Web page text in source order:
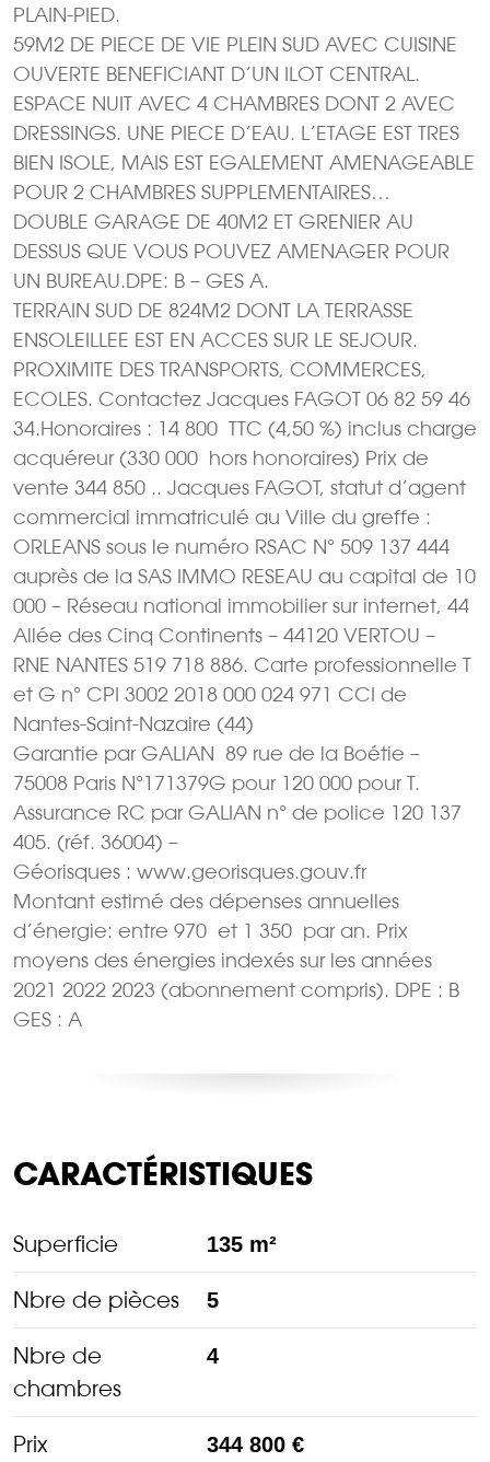
PLAIN-PIED.
59M2 DE PIECE DE VIE PLEIN SUD AVEC CUISINE
OUVERTE BENEFICIANT D’UN ILOT CENTRAL.
ESPACE NUIT AVEC 4 CHAMBRES DONT 2 AVEC
DRESSINGS. UNE PIECE D’EAU. L’ETAGE EST TRES
BIEN ISOLE, MAIS EST EGALEMENT AMENAGEABLE
POUR 2 CHAMBRES SUPPLEMENTAIRES…
DOUBLE GARAGE DE 40M2 ET GRENIER AU
DESSUS QUE VOUS POUVEZ AMENAGER POUR
UN BUREAU.DPE: B – GES A.
TERRAIN SUD DE 824M2 DONT LA TERRASSE
ENSOLEILLEE EST EN ACCES SUR LE SEJOUR.
PROXIMITE DES TRANSPORTS, COMMERCES,
ECOLES. Contactez Jacques FAGOT 06 82 59 46
34.Honoraires : 14 800  TTC (4,50 %) inclus charge
acquéreur (330 000  hors honoraires) Prix de
vente 344 850 .. Jacques FAGOT, statut d’agent
commercial immatriculé au Ville du greffe :
ORLEANS sous le numéro RSAC N° 509 137 444
auprès de la SAS IMMO RESEAU au capital de 10
000 – Réseau national immobilier sur internet, 44
Allée des Cinq Continents – 44120 VERTOU –
RNE NANTES 519 718 886. Carte professionnelle T
et G n° CPI 3002 2018 000 024 971 CCI de
Nantes-Saint-Nazaire (44)
Garantie par GALIAN  89 rue de la Boétie –
75008 Paris N°171379G pour 120 000 pour T.
Assurance RC par GALIAN n° de police 120 137
405. (réf. 36004) –
Géorisques : www.georisques.gouv.fr
Montant estimé des dépenses annuelles
d’énergie: entre 970  et 1 350  par an. Prix
moyens des énergies indexés sur les années
2021 2022 2023 (abonnement compris). DPE : B
GES : A
CARACTÉRISTIQUES
Superficie 135 m²
Nbre de pièces 5
Nbre de
chambres
4
Prix 344 800 €